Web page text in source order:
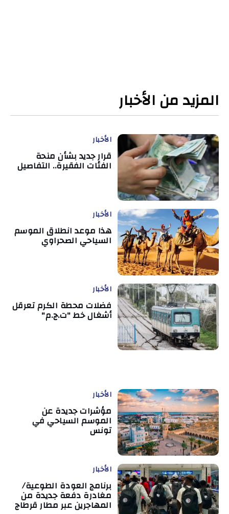
المزيد من الأخبار
الأخبار
قرار جديد بشأن منحة
الفئات الفقيرة.. التفاصيل
الأخبار
هذا موعد انطلاق الموسم
السياحي الصحراوي
الأخبار
فضلات محطة الكرم تعرقل
أشغال خط "ت.ج.م"
الأخبار
مؤشرات جديدة عن
الموسم السياحي في
تونس
الأخبار
برنامج العودة الطوعية/
مغادرة دفعة جديدة من
المهاجرين عبر مطار قرطاج